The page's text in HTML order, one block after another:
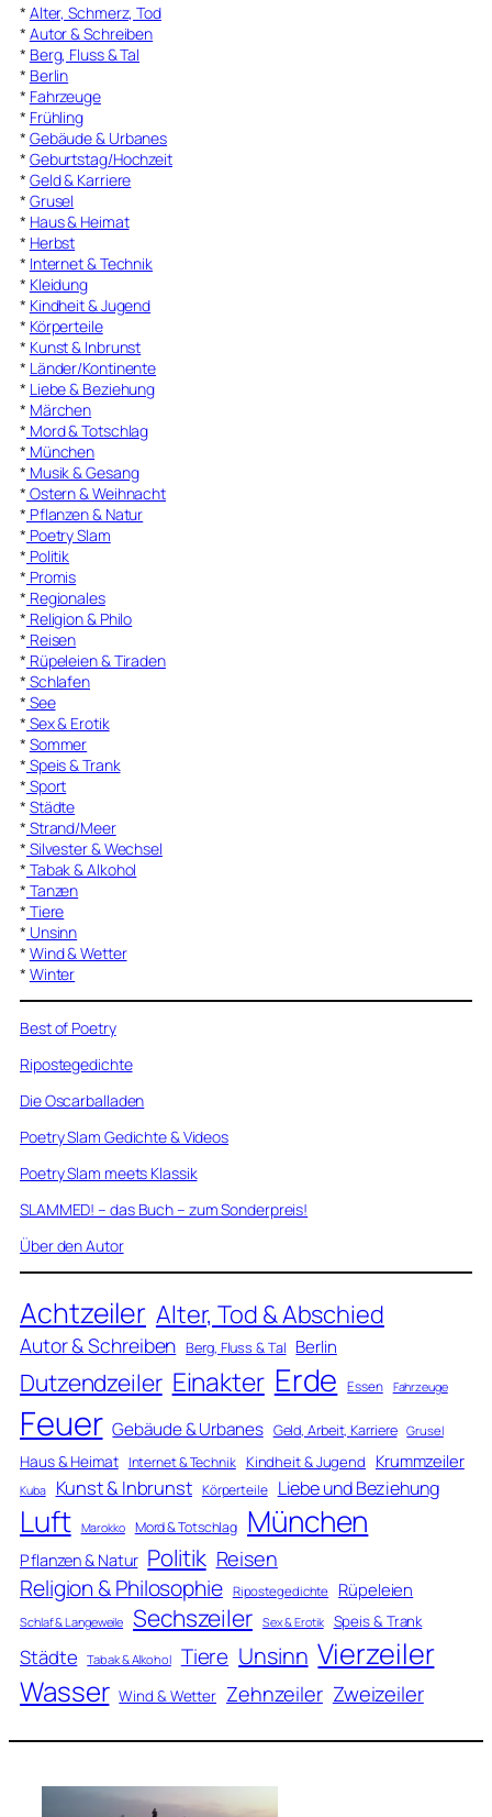
* Alter, Schmerz, Tod
* Autor & Schreiben
* Berg, Fluss & Tal
* Berlin
* Fahrzeuge
* Frühling
* Gebäude & Urbanes
* Geburtstag/Hochzeit
* Geld & Karriere
* Grusel
* Haus & Heimat
* Herbst
* Internet & Technik
* Kleidung
* Kindheit & Jugend
* Körperteile
* Kunst & Inbrunst
* Länder/Kontinente
* Liebe & Beziehung
* Märchen
* Mord & Totschlag
* München
* Musik & Gesang
* Ostern & Weihnacht
* Pflanzen & Natur
* Poetry Slam
* Politik
* Promis
* Regionales
* Religion & Philo
* Reisen
* Rüpeleien & Tiraden
* Schlafen
* See
* Sex & Erotik
* Sommer
* Speis & Trank
* Sport
* Städte
* Strand/Meer
* Silvester & Wechsel
* Tabak & Alkohol
* Tanzen
* Tiere
* Unsinn
* Wind & Wetter
* Winter
Best of Poetry
Ripostegedichte
Die Oscarballaden
Poetry Slam Gedichte & Videos
Poetry Slam meets Klassik
SLAMMED! – das Buch – zum Sonderpreis!
Über den Autor
Achtzeiler Alter, Tod & Abschied
Autor & Schreiben Berg, Fluss & Tal Berlin
Dutzendzeiler Einakter Erde Essen Fahrzeuge
Feuer Gebäude & Urbanes Geld, Arbeit, Karriere Grusel
Haus & Heimat Internet & Technik Kindheit & Jugend Krummzeiler
Kuba Kunst & Inbrunst Körperteile Liebe und Beziehung
Luft Marokko Mord & Totschlag München
Pflanzen & Natur Politik Reisen
Religion & Philosophie Ripostegedichte Rüpeleien
Schlaf & Langeweile Sechszeiler Sex & Erotik Speis & Trank
Städte Tabak & Alkohol Tiere Unsinn Vierzeiler
Wasser Wind & Wetter Zehnzeiler Zweizeiler